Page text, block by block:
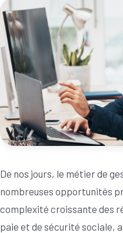
De nos jours, le métier de
nombreuses opportunités
complexité croissante des
paie et de sécurité sociale,